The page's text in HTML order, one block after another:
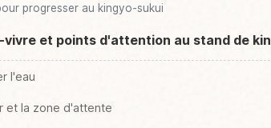
progresser au kingyo-sukui
vivre et points d'attention au stand de
l'eau
et la zone d'attente